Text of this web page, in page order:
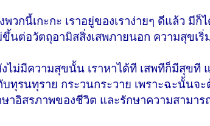
กนี้เกะกะ เราอยู่ของเราง่ายๆ ดีแล้ว มีก็
นต่อวัตถุอามิสสิ่งเสพภายนอก ความสุขเริ่
ไม่มีความสุขนั้น เราหาได้ที เสพทีก็มีสุขที
ทุรนทุราย กระวนกระวาย เพราะฉะนั้นจ
ษาอิสรภาพของชีวิต และรักษาความสามา